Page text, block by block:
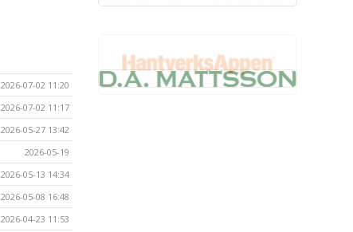
2026-07-02 11:20
2026-07-02 11:17
2026-05-27 13:42
2026-05-19
2026-05-13 14:34
2026-05-08 16:48
2026-04-23 11:53